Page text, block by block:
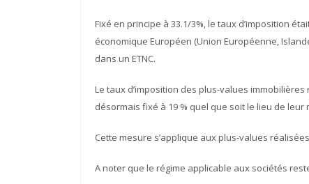
Fixé en principe à 33.1/3%, le taux d’imposition
économique Européen (Union Européenne,
dans un ETNC.
Le taux d’imposition des plus-values
désormais fixé à 19 % quel que soit le lieu de leur
Cette mesure s’applique aux plus-values
A noter que le régime applicable aux sociétés